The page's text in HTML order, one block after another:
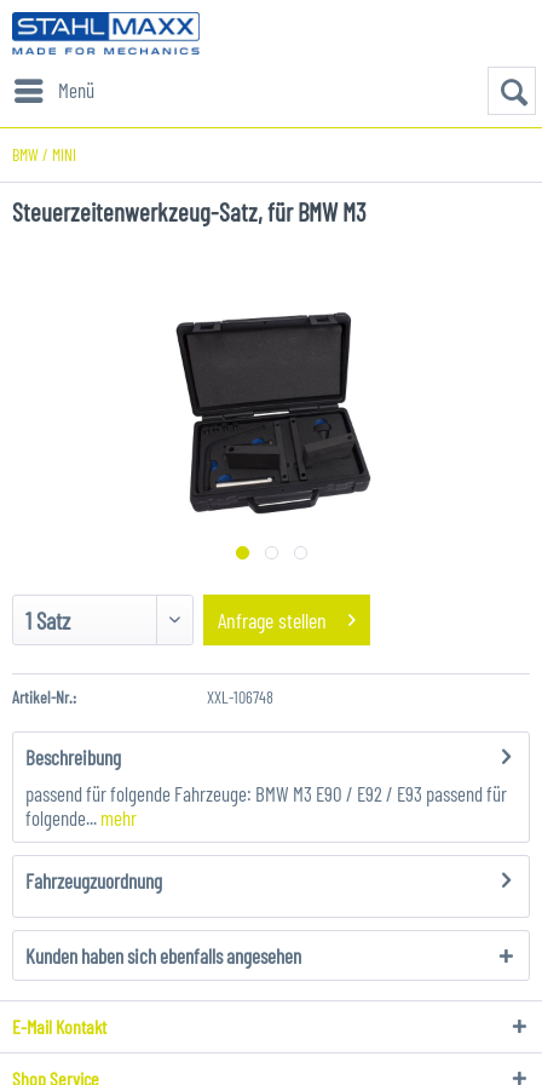
Menü
BMW / MINI
Steuerzeitenwerkzeug-Satz, für BMW M3
Anfrage stellen
Artikel-Nr.: XXL-106748
Beschreibung
passend für folgende Fahrzeuge: BMW M3 E90 / E92 / E93 passend für
folgende... mehr
Fahrzeugzuordnung
Kunden haben sich ebenfalls angesehen
E-Mail Kontakt
Shop Service